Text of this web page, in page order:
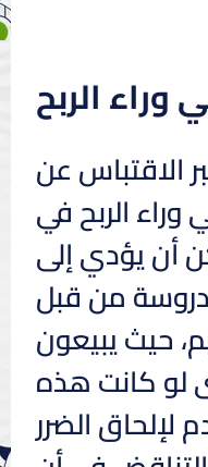
وراء الربح
الاقتباس عن
الربح في
أن يؤدي إلى
من قبل
حيث يبيعون
لو كانت هذه
لإلحاق الضرر